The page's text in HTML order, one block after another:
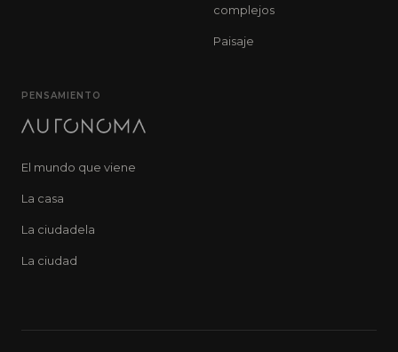
complejos
Paisaje
PENSAMIENTO
El mundo que viene
La casa
La ciudadela
La ciudad